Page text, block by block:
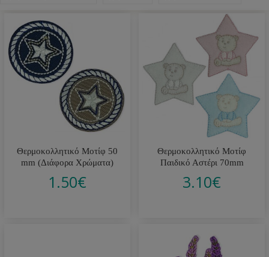
Θερμοκολλητικό Μοτίφ 50
mm (Διάφορα Χρώματα)
1.50€
Θερμοκολλητικό Μοτίφ
Παιδικό Αστέρι 70mm
3.10€